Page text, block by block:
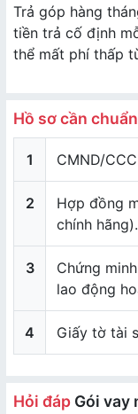
Trả góp hàng
tiền trả cố định
thể mất phí thấp
Hồ sơ cần
1 CMND/
2
Hợp đồng
chính hãng).
3
Chứng
lao động
4 Giấy tờ tài
Hỏi đáp Gói vay